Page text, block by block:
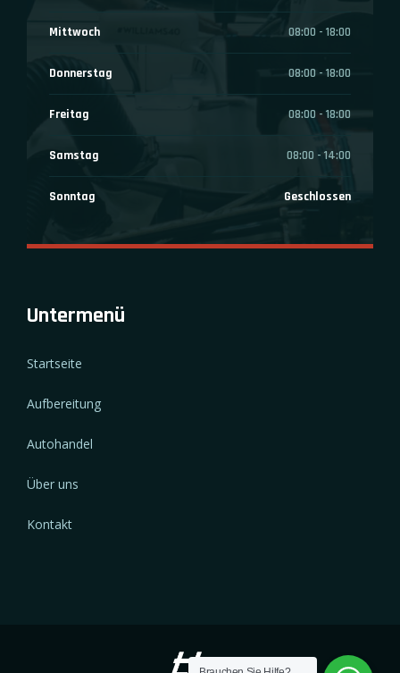
Mittwoch 08:00 - 18:00
Donnerstag 08:00 - 18:00
Freitag 08:00 - 18:00
Samstag 08:00 - 14:00
Sonntag Geschlossen
Untermenü
Startseite
Aufbereitung
Autohandel
Über uns
Kontakt